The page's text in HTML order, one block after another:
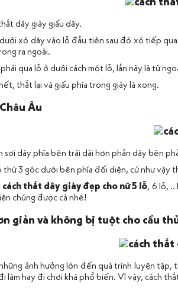
dây giày giấu dây.
xỏ dây vào lỗ đầu tiên sau đó xỏ tiếp
ra ngoài.
qua lỗ ở dưới cách một lỗ, lần này là từ
thắt lại và giấu phía trong giày là xong.
Âu
dây phía bên trái dài hơn phần dây bên
3 góc dưới bên phía đối diện, cứ như vậy
cách thắt dây giày đẹp cho nữ 5 lỗ, 6 lỗ, ..
chúng được cả nhé!
giản và không bị tuột cho cầu
ảnh hưởng lớn đến quá trình luyện
làm hay đi chơi khá phổ biến. Vì vậy, cách